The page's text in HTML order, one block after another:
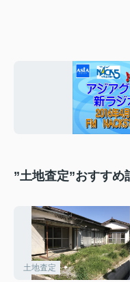
”土地査定”おすすめ
土地査定